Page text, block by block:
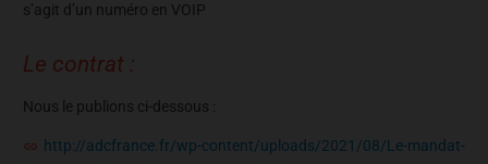
s’agit d’un numéro en VOIP
Le contrat :
Nous le publions ci-dessous :
http://adcfrance.fr/wp-content/uploads/2021/08/Le-mandat-